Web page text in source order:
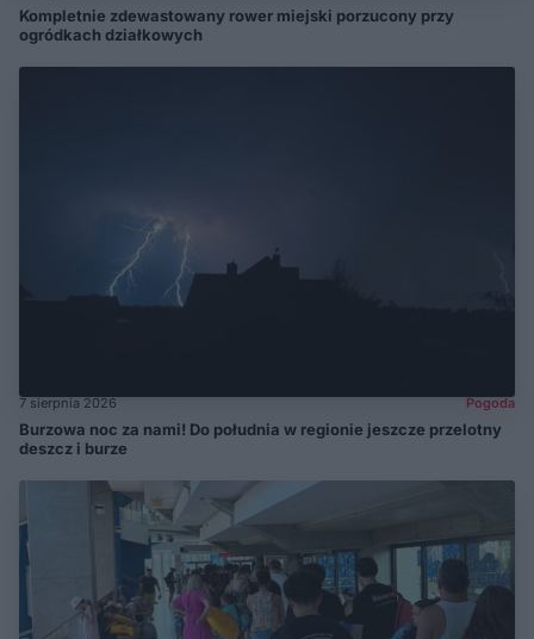
Kompletnie zdewastowany rower miejski porzucony przy
ogródkach działkowych
7 sierpnia 2026 Pogoda
Burzowa noc za nami! Do południa w regionie jeszcze przelotny
deszcz i burze